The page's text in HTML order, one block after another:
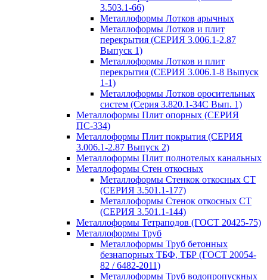
3.503.1-66)
Металлоформы Лотков арычных
Металлоформы Лотков и плит
перекрытия (СЕРИЯ 3.006.1-2.87
Выпуск 1)
Металлоформы Лотков и плит
перекрытия (СЕРИЯ 3.006.1-8 Выпуск
1-1)
Металлоформы Лотков оросительных
систем (Серия 3.820.1-34С Вып. 1)
Металлоформы Плит опорных (СЕРИЯ
ПС-334)
Металлоформы Плит покрытия (СЕРИЯ
3.006.1-2.87 Выпуск 2)
Металлоформы Плит полнотелых канальных
Металлоформы Стен откосных
Металлоформы Стенкок откосных СТ
(СЕРИЯ 3.501.1-177)
Металлоформы Стенок откосных СТ
(СЕРИЯ 3.501.1-144)
Металлоформы Тетраподов (ГОСТ 20425-75)
Металлоформы Труб
Металлоформы Труб бетонных
безнапорных ТБФ, ТБР (ГОСТ 20054-
82 / 6482-2011)
Металлоформы Труб водопропускных